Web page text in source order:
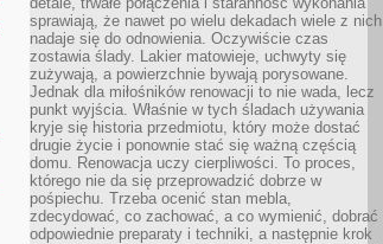
sprawiają, że nawet po wielu dekadach wiele z nich
nadaje się do odnowienia. Oczywiście czas
zostawia ślady. Lakier matowieje, uchwyty się
zużywają, a powierzchnie bywają porysowane.
Jednak dla miłośników renowacji to nie wada, lecz
punkt wyjścia. Właśnie w tych śladach używania
kryje się historia przedmiotu, który może dostać
drugie życie i ponownie stać się ważną częścią
domu. Renowacja uczy cierpliwości. To proces,
którego nie da się przeprowadzić dobrze w
pośpiechu. Trzeba ocenić stan mebla,
zdecydować, co zachować, a co wymienić, dobrać
odpowiednie preparaty i techniki, a następnie krok